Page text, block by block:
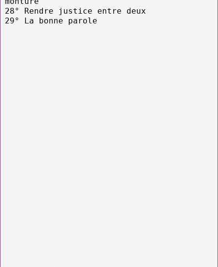
28° Rendre justice entre deux
29° La bonne parole